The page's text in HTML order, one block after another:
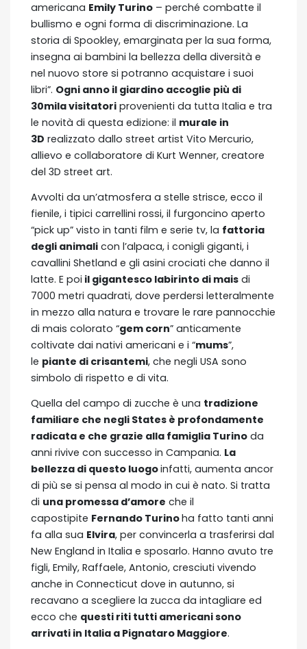
americana Emily Turino – perché combatte il
bullismo e ogni forma di discriminazione. La
storia di Spookley, emarginata per la sua forma,
insegna ai bambini la bellezza della diversità e
nel nuovo store si potranno acquistare i suoi
libri”. Ogni anno il giardino accoglie più di
30mila visitatori provenienti da tutta Italia e tra
le novità di questa edizione: il murale in
3D realizzato dallo street artist Vito Mercurio,
allievo e collaboratore di Kurt Wenner, creatore
del 3D street art.
Avvolti da un’atmosfera a stelle strisce, ecco il
fienile, i tipici carrellini rossi, il furgoncino aperto
“pick up” visto in tanti film e serie tv, la fattoria
degli animali con l’alpaca, i conigli giganti, i
cavallini Shetland e gli asini crociati che danno il
latte. E poi il gigantesco labirinto di mais di
7000 metri quadrati, dove perdersi letteralmente
in mezzo alla natura e trovare le rare pannocchie
di mais colorato “gem corn” anticamente
coltivate dai nativi americani e i “mums”,
le piante di crisantemi, che negli USA sono
simbolo di rispetto e di vita.
Quella del campo di zucche è una tradizione
familiare che negli States è profondamente
radicata e che grazie alla famiglia Turino da
anni rivive con successo in Campania. La
bellezza di questo luogoinfatti, aumenta ancor
di più se si pensa al modo in cui è nato. Si tratta
di una promessa d’amore che il
capostipite Fernando Turinoha fatto tanti anni
fa alla sua Elvira, per convincerla a trasferirsi dal
New England in Italia e sposarlo. Hanno avuto tre
figli, Emily, Raffaele, Antonio, cresciuti vivendo
anche in Connecticut dove in autunno, si
recavano a scegliere la zucca da intagliare ed
ecco che questi riti tutti americani sono
arrivati in Italia a Pignataro Maggiore.